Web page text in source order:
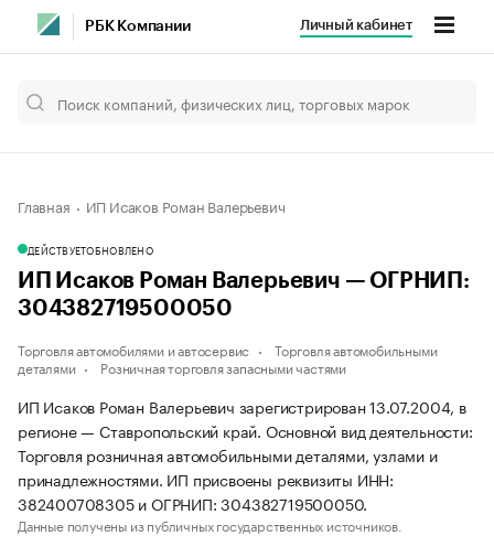
РБК Компании Личный кабинет
Главная ИП Исаков Роман Валерьевич
ДЕЙСТВУЕТОБНОВЛЕНО
ИП Исаков Роман Валерьевич — ОГРНИП:
304382719500050
Торговля автомобилями и автосервис
Торговля автомобильными
деталями
Розничная торговля запасными частями
ИП Исаков Роман Валерьевич зарегистрирован 13.07.2004, в
регионе — Ставропольский край. Основной вид деятельности:
Торговля розничная автомобильными деталями, узлами и
принадлежностями. ИП присвоены реквизиты ИНН:
382400708305 и ОГРНИП: 304382719500050.
Данные получены из публичных государственных источников.